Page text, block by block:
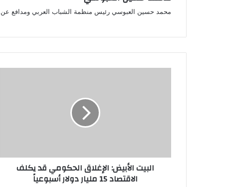
محمد حسين العبوسي رئيس منظمة الشباب العربي ومدافع عن
مليار
البيت الأبيض: الإغلاق الحكومي قد يكلف
الاقتصاد 15 مليار دولار أسبوعياً